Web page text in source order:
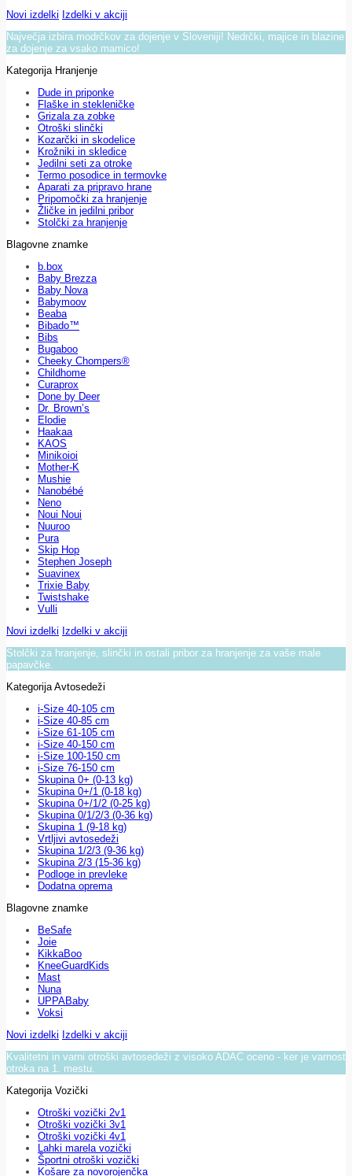
Novi izdelki Izdelki v akciji
Največja izbira modrčkov za dojenje v Sloveniji! Nedrčki, majice in blazine
za dojenje za vsako mamico!
Kategorija Hranjenje
Dude in priponke
Flaške in stekleničke
Grizala za zobke
Otroški slinčki
Kozarčki in skodelice
Krožniki in skledice
Jedilni seti za otroke
Termo posodice in termovke
Aparati za pripravo hrane
Pripomočki za hranjenje
Žličke in jedilni pribor
Stolčki za hranjenje
Blagovne znamke
b.box
Baby Brezza
Baby Nova
Babymoov
Beaba
Bibado™
Bibs
Bugaboo
Cheeky Chompers®
Childhome
Curaprox
Done by Deer
Dr. Brown’s
Elodie
Haakaa
KAOS
Minikoioi
Mother-K
Mushie
Nanobébé
Neno
Noui Noui
Nuuroo
Pura
Skip Hop
Stephen Joseph
Suavinex
Trixie Baby
Twistshake
Vulli
Novi izdelki Izdelki v akciji
Stolčki za hranjenje, slinčki in ostali pribor za hranjenje za vaše male
papavčke.
Kategorija Avtosedeži
i-Size 40-105 cm
i-Size 40-85 cm
i-Size 61-105 cm
i-Size 40-150 cm
i-Size 100-150 cm
i-Size 76-150 cm
Skupina 0+ (0-13 kg)
Skupina 0+/1 (0-18 kg)
Skupina 0+/1/2 (0-25 kg)
Skupina 0/1/2/3 (0-36 kg)
Skupina 1 (9-18 kg)
Vrtljivi avtosedeži
Skupina 1/2/3 (9-36 kg)
Skupina 2/3 (15-36 kg)
Podloge in prevleke
Dodatna oprema
Blagovne znamke
BeSafe
Joie
KikkaBoo
KneeGuardKids
Mast
Nuna
UPPABaby
Voksi
Novi izdelki Izdelki v akciji
Kvalitetni in varni otroški avtosedeži z visoko ADAC oceno - ker je varnost
otroka na 1. mestu.
Kategorija Vozički
Otroški vozički 2v1
Otroški vozički 3v1
Otroški vozički 4v1
Lahki marela vozički
Športni otroški vozički
Košare za novorojenčka